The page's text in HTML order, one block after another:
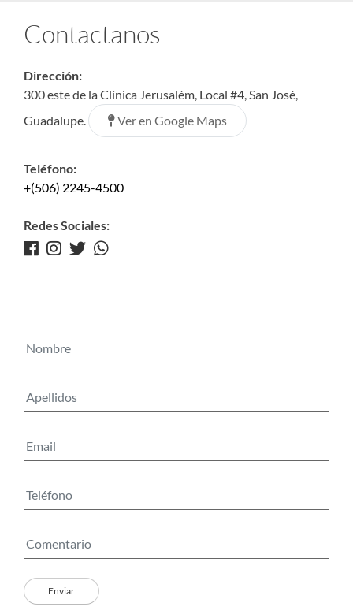
Contactanos
Dirección:
300 este de la Clínica Jerusalém, Local #4, San José,
Guadalupe.
Ver en Google Maps
Teléfono:
+(506) 2245-4500
Redes Sociales: